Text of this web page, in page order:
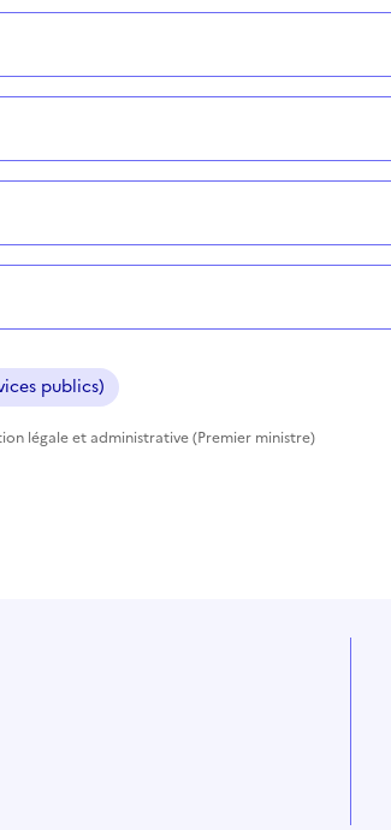
publics)
légale et administrative (Premier ministre)